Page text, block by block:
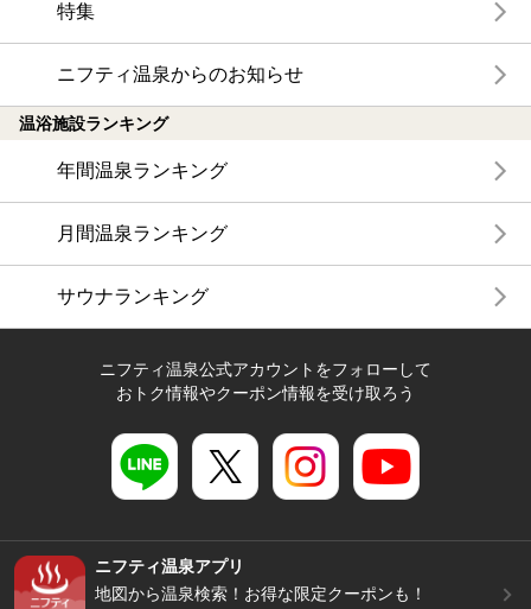
特集
ニフティ温泉からのお知らせ
温浴施設ランキング
年間温泉ランキング
月間温泉ランキング
サウナランキング
ニフティ温泉公式アカウントをフォローして
おトク情報やクーポン情報を受け取ろう
ニフティ温泉アプリ
地図から温泉検索！お得な限定クーポンも！